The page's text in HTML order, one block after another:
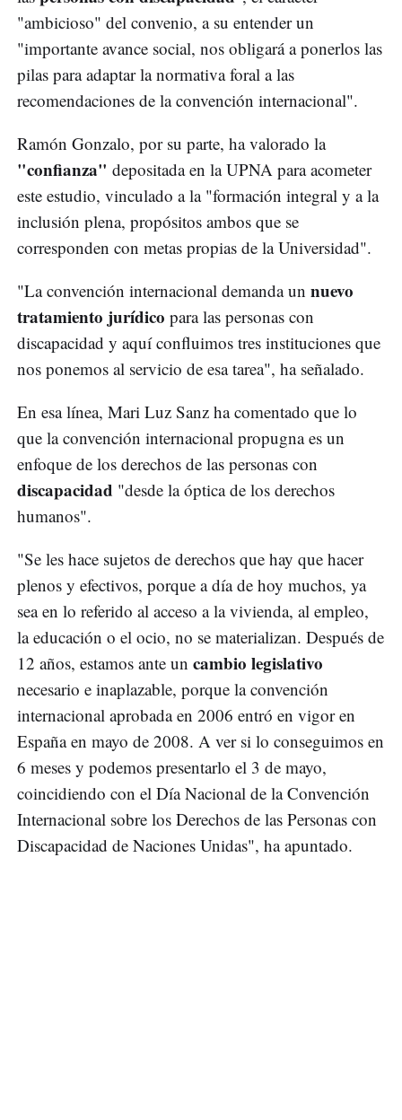
"ambicioso" del convenio, a su entender un
"importante avance social, nos obligará a ponerlos las
pilas para adaptar la normativa foral a las
recomendaciones de la convención internacional".
Ramón Gonzalo, por su parte, ha valorado la
"confianza" depositada en la UPNA para acometer
este estudio, vinculado a la "formación integral y a la
inclusión plena, propósitos ambos que se
corresponden con metas propias de la Universidad".
"La convención internacional demanda un nuevo
tratamiento jurídico para las personas con
discapacidad y aquí confluimos tres instituciones que
nos ponemos al servicio de esa tarea", ha señalado.
En esa línea, Mari Luz Sanz ha comentado que lo
que la convención internacional propugna es un
enfoque de los derechos de las personas con
discapacidad "desde la óptica de los derechos
humanos".
"Se les hace sujetos de derechos que hay que hacer
plenos y efectivos, porque a día de hoy muchos, ya
sea en lo referido al acceso a la vivienda, al empleo,
la educación o el ocio, no se materializan. Después de
12 años, estamos ante un cambio legislativo
necesario e inaplazable, porque la convención
internacional aprobada en 2006 entró en vigor en
España en mayo de 2008. A ver si lo conseguimos en
6 meses y podemos presentarlo el 3 de mayo,
coincidiendo con el Día Nacional de la Convención
Internacional sobre los Derechos de las Personas con
Discapacidad de Naciones Unidas", ha apuntado.